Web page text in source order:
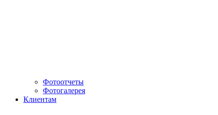
Фотоотчеты
Фотогалерея
Клиентам